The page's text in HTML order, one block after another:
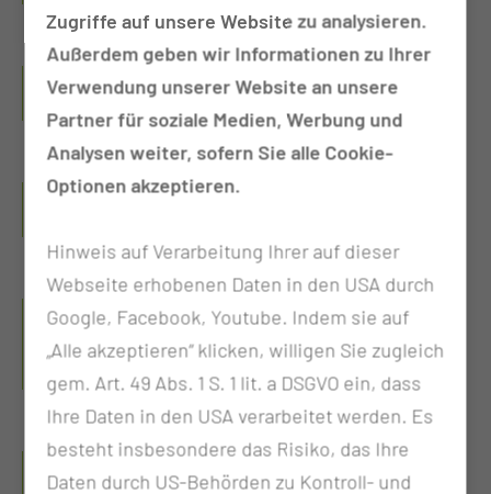
Interdisziplinäre Studienzentrale
Datenintegrationszentrum (DIZ)
Netzwerk Universitätsmedizin –
unsere Lokale Stabsstelle
Thiem-Research GmbH
Zugriffe auf unsere Website zu analysieren.
Außerdem geben wir Informationen zu Ihrer
Verwendung unserer Website an unsere
Partner für soziale Medien, Werbung und
Analysen weiter, sofern Sie alle Cookie-
Optionen akzeptieren.
Hinweis auf Verarbeitung Ihrer auf dieser
Webseite erhobenen Daten in den USA durch
Google, Facebook, Youtube. Indem sie auf
„Alle akzeptieren“ klicken, willigen Sie zugleich
gem. Art. 49 Abs. 1 S. 1 lit. a DSGVO ein, dass
Ihre Daten in den USA verarbeitet werden. Es
besteht insbesondere das Risiko, das Ihre
Daten durch US-Behörden zu Kontroll- und